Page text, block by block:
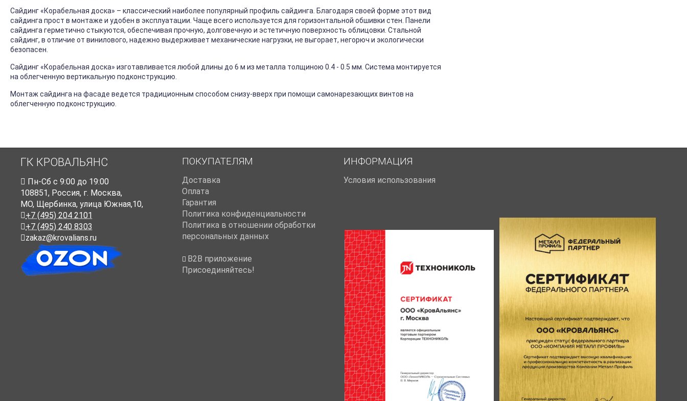
Сайдинг «Корабельная доска» – классический наиболее популярный профиль сайдинга. Благодаря своей форме этот вид
сайдинга прост в монтаже и удобен в эксплуатации. Чаще всего используется для горизонтальной обшивки стен. Панели
сайдинга герметично стыкуются, обеспечивая прочную, долговечную и эстетичную поверхность облицовки. Стальной
сайдинг, в отличие от винилового, надежно выдерживает механические нагрузки, не выгорает, негорюч и экологически
безопасен.
Сайдинг «Корабельная доска» изготавливается любой длины до 6 м из металла толщиною 0.4 - 0.5 мм. Система монтируется
на облегченную вертикальную подконструкцию.
Монтаж сайдинга на фасаде ведется традиционным способом снизу-вверх при помощи самонарезающих винтов на
облегченную подконструкцию.
ГК КРОВАЛЬЯНС
Пн-Cб с 9:00 до 19:00
108851, Россия, г. Москва,
МО, Щербинка, улица Южная,10,
+7 (495) 204 2101
+7 (495) 240 8303
zakaz@krovalians.ru
ПОКУПАТЕЛЯМ
Доставка
Оплата
Гарантия
Политика конфиденциальности
Политика в отношении обработки
персональных данных
B2B приложение
Присоединяйтесь!
ИНФОРМАЦИЯ
Условия использования